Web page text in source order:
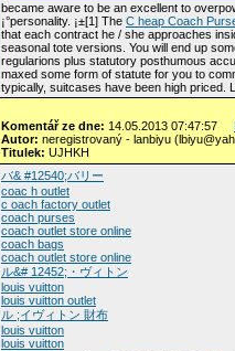
became aware to be an excellent to
¡°personality. ¡±[1] The C heap Coach
that each contract he / she approaches
seasonal tote versions. You will end up
regularions plus statutory posthumous
maxed some form of statute for you to
typically, suitcases have been high priced.
Komentář ze dne: 14.05.2013 07:47:57
Autor: neregistrovaný - lanbiyu
Titulek: UJHKH
バ& #12540;バリー
coac h outlet
c oach factory outlet
coach purses
coach outlet store online
coach bags
coach outlet store online
ル&# 12452;・ヴィトン
louis vuitton
louis vuitton outlet
ル ;イヴィトン 財布
louis vuitton
louis vuitton